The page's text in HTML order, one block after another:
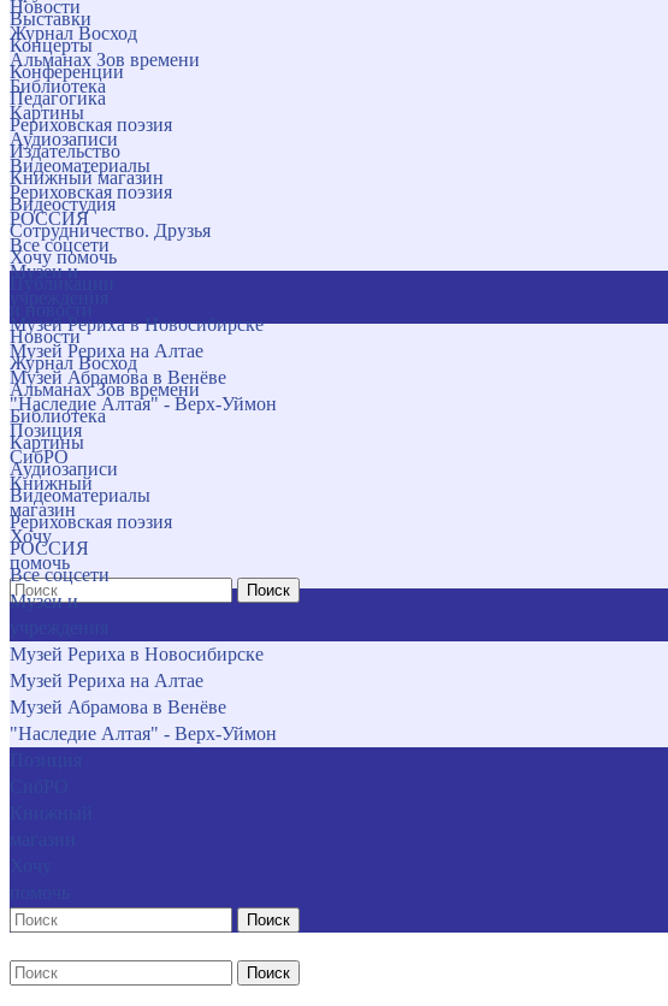
Новости
Журнал Восход
Альманах Зов времени
Библиотека
Картины
Аудиозаписи
Видеоматериалы
Рериховская поэзия
РОССИЯ
Все соцсети
Музеи и
Музей Рериха в Новосибирске
Музей Рериха на Алтае
Музей Абрамова в Венёве
"Наследие Алтая" - Верх-Уймон
Позиция
СибРО
Книжный
магазин
Хочу
помочь
Поиск
Выставки
Концерты
Конференции
Педагогика
Рериховская поэзия
Издательство
Книжный магазин
Видеостудия
Сотрудничество. Друзья
Хочу помочь
Новости
Журнал Восход
Альманах Зов времени
Библиотека
Картины
Аудиозаписи
Видеоматериалы
Рериховская поэзия
РОССИЯ
Все соцсети
Музеи и
Музей Рериха в Новосибирске
Музей Рериха на Алтае
Музей Абрамова в Венёве
"Наследие Алтая" - Верх-Уймон
Поиск
Поиск